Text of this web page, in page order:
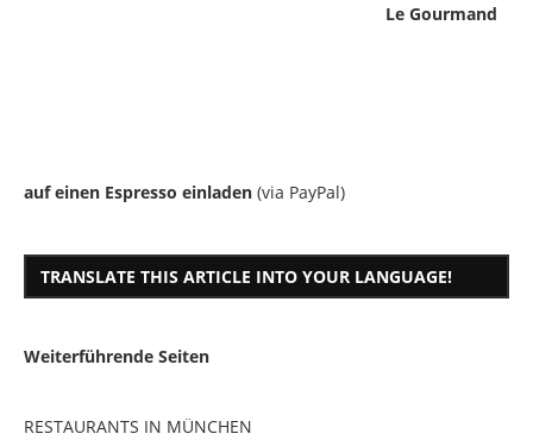
Le Gourmand
auf einen Espresso einladen (via PayPal)
TRANSLATE THIS ARTICLE INTO YOUR LANGUAGE!
Weiterführende Seiten
RESTAURANTS IN MÜNCHEN